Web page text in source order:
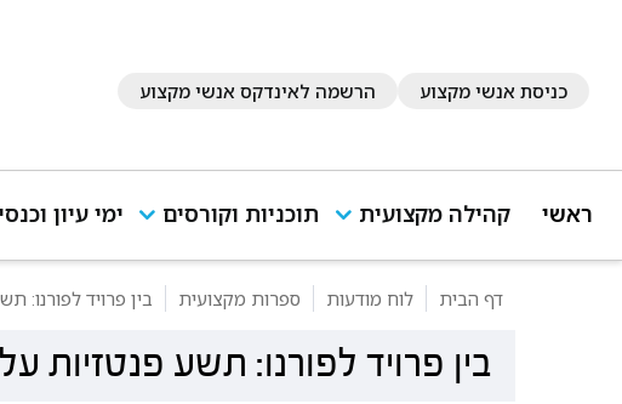
כניסת אנשי מקצוע הרשמה לאינדקס אנשי מקצוע
ראשי קהילה מקצועית תוכניות וקורסים ימי עיון
דף הבית לוח מודעות ספרות מקצועית בין פרויד לפורנו:
בין פרויד לפורנו: תשע פנטזיות